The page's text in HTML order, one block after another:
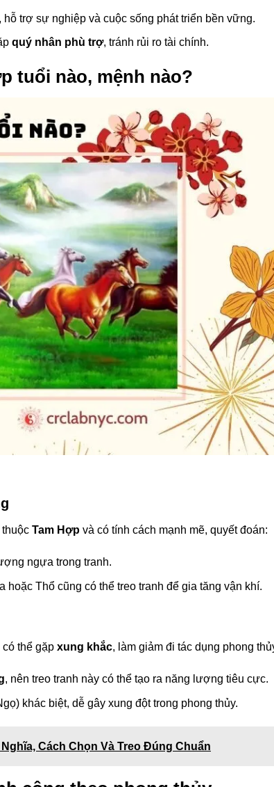
hỗ trợ sự nghiệp và cuộc sống phát triển bền vững.
quý nhân phù trợ, tránh rủi ro tài chính.
tuổi nào, mệnh nào?
Tam Hợp và có tính cách mạnh mẽ, quyết đoán:
ngựa trong tranh.
hoặc Thổ cũng có thể treo tranh để gia tăng vận khí.
có thể gặp xung khắc, làm giảm đi tác dụng phong
, nên treo tranh này có thể tạo ra năng lượng tiêu cực.
khác biệt, dễ gây xung đột trong phong thủy.
Cách Chọn Và Treo Đúng Chuẩn